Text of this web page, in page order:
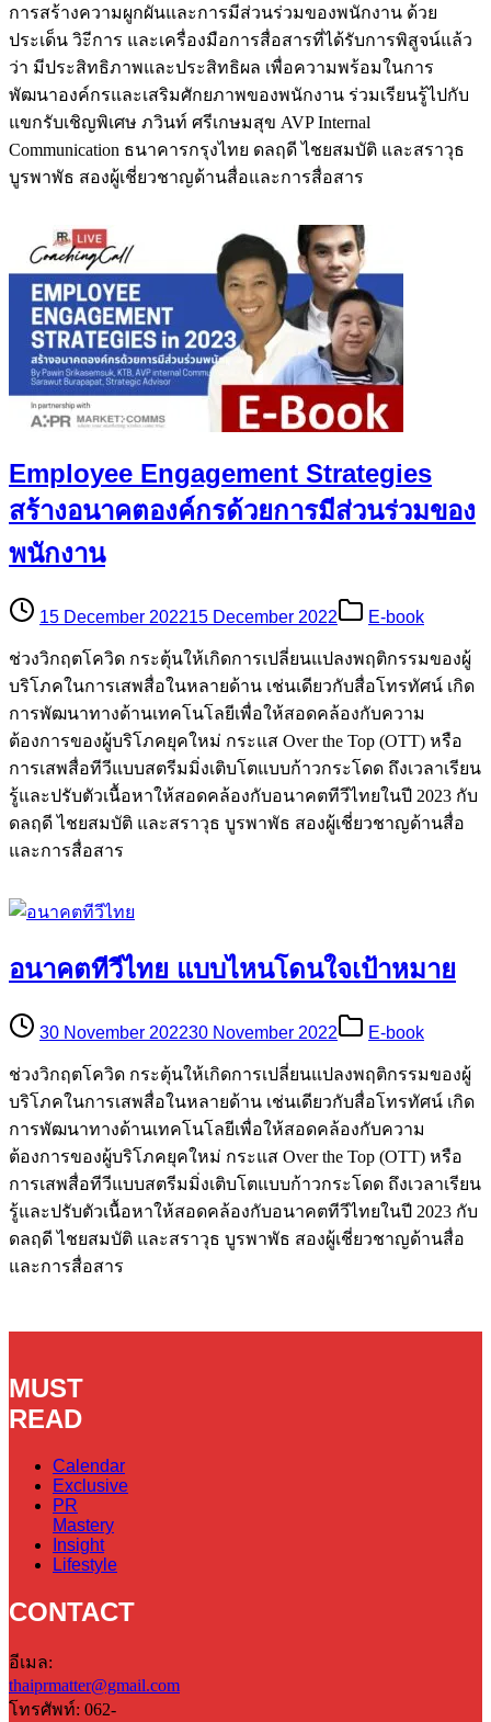
การสร้างความผูกผันและการมีส่วนร่วมของพนักงาน ด้วย
ประเด็น วิะีการ และเครื่องมือการสื่อสารที่ได้รับการพิสูจน์แล้ว
ว่า มีประสิทธิภาพและประสิทธิผล เพื่อความพร้อมในการ
พัฒนาองค์กรและเสริมศักยภาพของพนักงาน ร่วมเรียนรู้ไปกับ
แขกรับเชิญพิเศษ ภวินท์ ศรีเกษมสุข AVP Internal
Communication ธนาคารกรุงไทย ดลฤดี ไชยสมบัติ และสราวุธ
บูรพาพัธ สองผู้เชี่ยวชาญด้านสื่อและการสื่อสาร
Employee Engagement Strategies
สร้างอนาคตองค์กรด้วยการมีส่วนร่วมของ
พนักงาน
15 December 202215 December 2022 E-book
ช่วงวิกฤตโควิด กระตุ้นให้เกิดการเปลี่ยนแปลงพฤติกรรมของผู้
บริโภคในการเสพสื่อในหลายด้าน เช่นเดียวกับสื่อโทรทัศน์ เกิด
การพัฒนาทางด้านเทคโนโลยีเพื่อให้สอดคล้องกับความ
ต้องการของผู้บริโภคยุคใหม่ กระแส Over the Top (OTT) หรือ
การเสพสื่อทีวีแบบสตรีมมิ่งเติบโตแบบก้าวกระโดด ถึงเวลาเรียน
รู้และปรับตัวเนื้อหาให้สอดคล้องกับอนาคตทีวีไทยในปี 2023 กับ
ดลฤดี ไชยสมบัติ และสราวุธ บูรพาพัธ สองผู้เชี่ยวชาญด้านสื่อ
และการสื่อสาร
อนาคตทีวีไทย แบบไหนโดนใจเป้าหมาย
30 November 202230 November 2022 E-book
ช่วงวิกฤตโควิด กระตุ้นให้เกิดการเปลี่ยนแปลงพฤติกรรมของผู้
บริโภคในการเสพสื่อในหลายด้าน เช่นเดียวกับสื่อโทรทัศน์ เกิด
การพัฒนาทางด้านเทคโนโลยีเพื่อให้สอดคล้องกับความ
ต้องการของผู้บริโภคยุคใหม่ กระแส Over the Top (OTT) หรือ
การเสพสื่อทีวีแบบสตรีมมิ่งเติบโตแบบก้าวกระโดด ถึงเวลาเรียน
รู้และปรับตัวเนื้อหาให้สอดคล้องกับอนาคตทีวีไทยในปี 2023 กับ
ดลฤดี ไชยสมบัติ และสราวุธ บูรพาพัธ สองผู้เชี่ยวชาญด้านสื่อ
และการสื่อสาร
MUST
READ
Calendar
Exclusive
PR
Mastery
Insight
Lifestyle
CONTACT
อีเมล:
thaiprmatter@gmail.com
โทรศัพท์: 062-